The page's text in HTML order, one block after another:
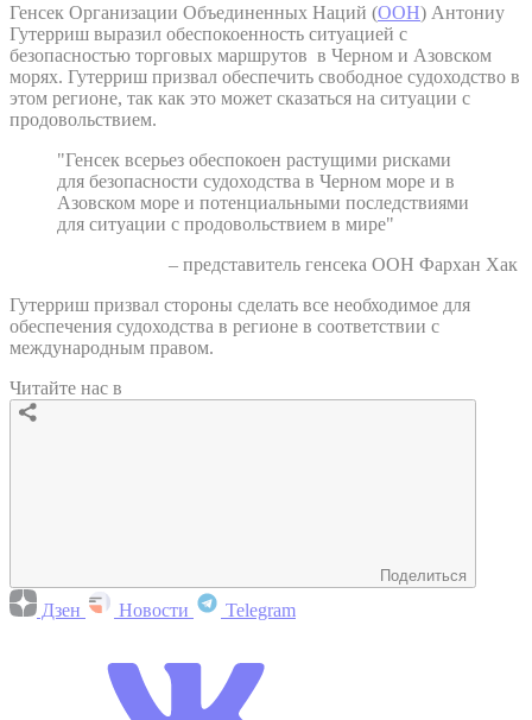
Генсек Организации Объединенных Наций (ООН) Антониу
Гутерриш выразил обеспокоенность ситуацией с
безопасностью торговых маршрутов в Черном и Азовском
морях. Гутерриш призвал обеспечить свободное судоходство в
этом регионе, так как это может сказаться на ситуации с
продовольствием.
"Генсек всерьез обеспокоен растущими рисками
для безопасности судоходства в Черном море и в
Азовском море и потенциальными последствиями
для ситуации с продовольствием в мире"
– представитель генсека ООН Фархан Хак
Гутерриш призвал стороны сделать все необходимое для
обеспечения судоходства в регионе в соответствии с
международным правом.
Читайте нас в
Поделиться
Дзен Новости Telegram